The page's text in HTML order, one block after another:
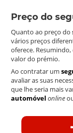
Preço do
Quanto ao preço do
vários preços
oferece.
valor do prémio.
Ao contratar um
avaliar as suas
que lhe seria mais
automóvel online